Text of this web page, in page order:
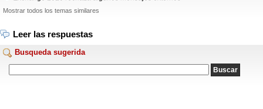
Mostrar todos los temas similares
Leer las respuestas
Busqueda sugerida